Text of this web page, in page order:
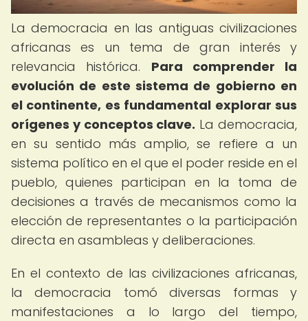
La democracia en las antiguas civilizaciones
africanas es un tema de gran interés y
relevancia histórica. Para comprender la
evolución de este sistema de gobierno en
el continente, es fundamental explorar sus
orígenes y conceptos clave. La democracia,
en su sentido más amplio, se refiere a un
sistema político en el que el poder reside en el
pueblo, quienes participan en la toma de
decisiones a través de mecanismos como la
elección de representantes o la participación
directa en asambleas y deliberaciones.
En el contexto de las civilizaciones africanas,
la democracia tomó diversas formas y
manifestaciones a lo largo del tiempo,